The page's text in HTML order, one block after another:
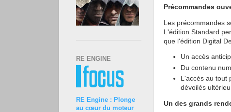
Précommandes
Les précommandes
L'édition Standard
que l'édition Digital
Un accès
Du contenu
L'accès au tout
dévoilés
Un des grands
RE ENGINE
RE Engine : Plonge
au cœur du moteur